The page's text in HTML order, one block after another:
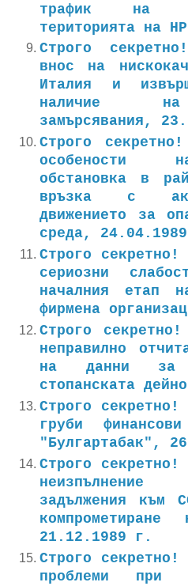
трафик на
територията на
Строго
внос на
Италия и
наличие на
замърсявания,
Строго
особености
обстановка в
връзка с
движението за
среда,
Строго секретно!
сериозни
началния етап
фирмена
Строго
неправилно
на данни за
стопанската
Строго секретно!
груби
"Булгартабак",
Строго секретно!
задължения към
21.12.1989 г.
Строго секретно!
проблеми при